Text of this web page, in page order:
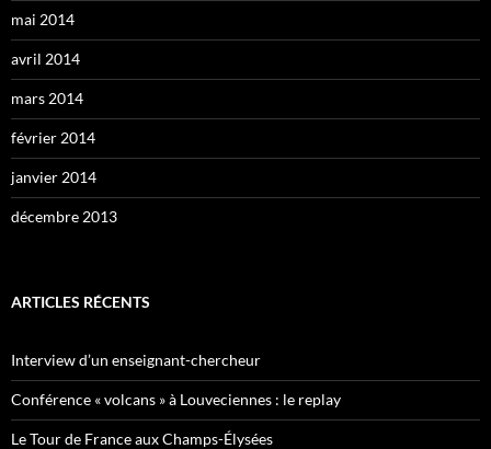
mai 2014
avril 2014
mars 2014
février 2014
janvier 2014
décembre 2013
ARTICLES RÉCENTS
Interview d’un enseignant-chercheur
Conférence « volcans » à Louveciennes : le replay
Le Tour de France aux Champs-Élysées